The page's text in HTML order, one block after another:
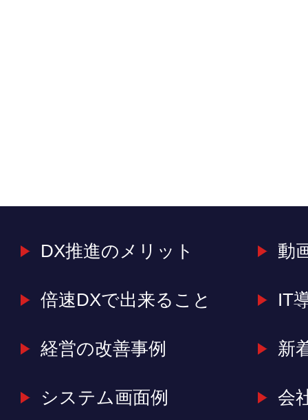
DX推進のメリット
倍速DXで出来ること
経営の改善事例
システム画面例
動
IT
新
会